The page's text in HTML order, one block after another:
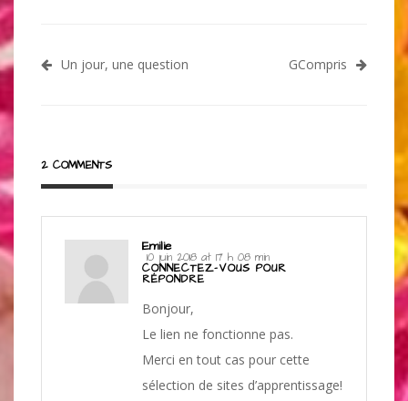
Navigation
Un jour, une question GCompris
2 COMMENTS
Emilie
10 juin 2018 at 17 h 08 min
CONNECTEZ-VOUS POUR
RÉPONDRE
Bonjour,
Le lien ne fonctionne pas.
Merci en tout cas pour cette
sélection de sites d’apprentissage!